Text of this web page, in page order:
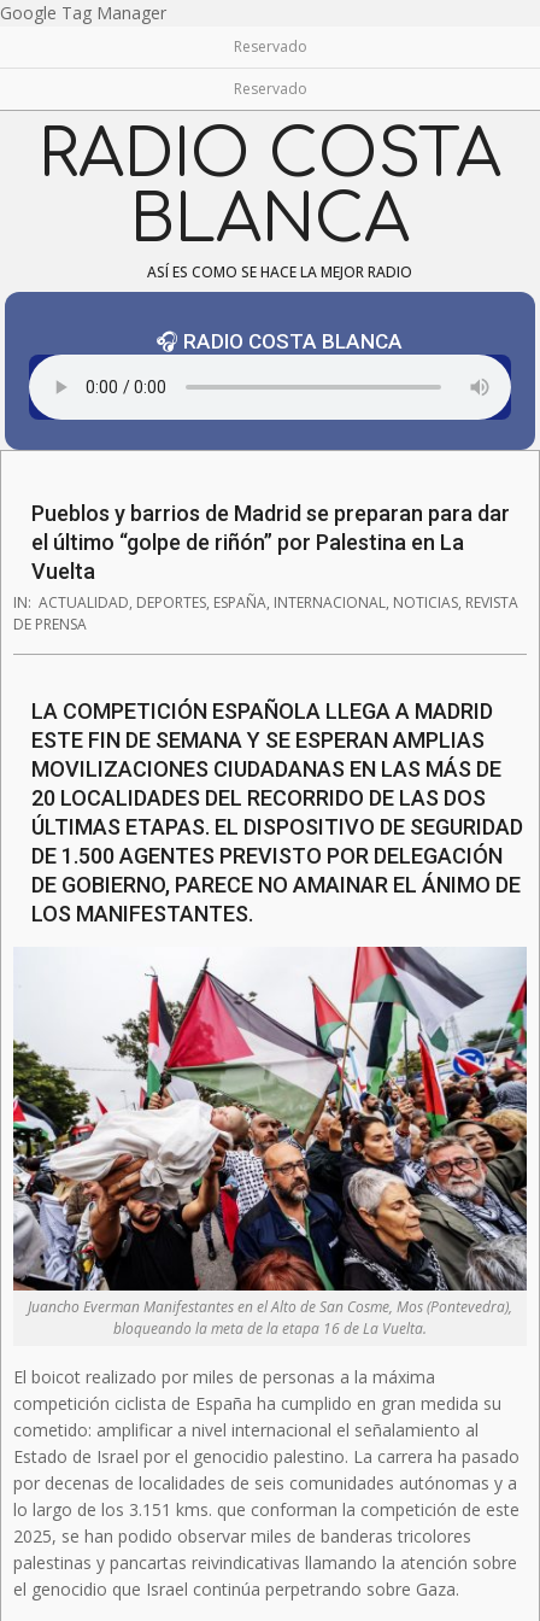
Google Tag ManagerSkip
content
Reservado
Reservado
RADIO COSTA
BLANCA
ASÍ ES COMO SE HACE LA MEJOR RADIO
🎧 RADIO COSTA BLANCA
Pueblos y barrios de Madrid se preparan para dar
el último “golpe de riñón” por Palestina en La
Vuelta
IN: ACTUALIDAD, DEPORTES, ESPAÑA, INTERNACIONAL, NOTICIAS, REVISTA
DE PRENSA
LA COMPETICIÓN ESPAÑOLA LLEGA A MADRID
ESTE FIN DE SEMANA Y SE ESPERAN AMPLIAS
MOVILIZACIONES CIUDADANAS EN LAS MÁS DE
20 LOCALIDADES DEL RECORRIDO DE LAS DOS
ÚLTIMAS ETAPAS. EL DISPOSITIVO DE SEGURIDAD
DE 1.500 AGENTES PREVISTO POR DELEGACIÓN
DE GOBIERNO, PARECE NO AMAINAR EL ÁNIMO DE
LOS MANIFESTANTES.
Juancho Everman Manifestantes en el Alto de San Cosme, Mos (Pontevedra),
bloqueando la meta de la etapa 16 de La Vuelta.
El boicot realizado por miles de personas a la máxima
competición ciclista de España ha cumplido en gran medida su
cometido: amplificar a nivel internacional el señalamiento al
Estado de Israel por el genocidio palestino. La carrera ha pasado
por decenas de localidades de seis comunidades autónomas y a
lo largo de los 3.151 kms. que conforman la competición de este
2025, se han podido observar miles de banderas tricolores
palestinas y pancartas reivindicativas llamando la atención sobre
el genocidio que Israel continúa perpetrando sobre Gaza.